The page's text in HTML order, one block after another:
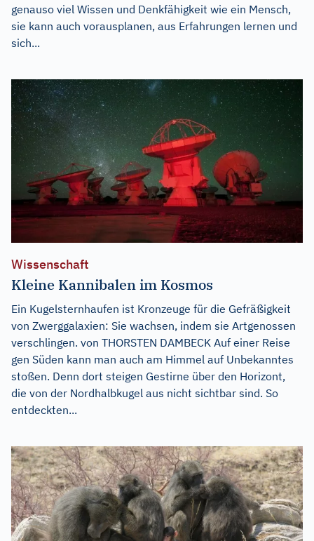
genauso viel Wissen und Denkfähigkeit wie ein Mensch,
sie kann auch vorausplanen, aus Erfahrungen lernen und
sich...
Wissenschaft
Kleine Kannibalen im Kosmos
Ein Kugelsternhaufen ist Kronzeuge für die Gefräßigkeit
von Zwerggalaxien: Sie wachsen, indem sie Artgenossen
verschlingen. von THORSTEN DAMBECK Auf einer Reise
gen Süden kann man auch am Himmel auf Unbekanntes
stoßen. Denn dort steigen Gestirne über den Horizont,
die von der Nordhalbkugel aus nicht sichtbar sind. So
entdeckten...